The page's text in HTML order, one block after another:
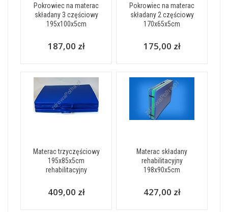
Pokrowiec na materac
składany 3 częściowy
195x100x5cm
187,00 zł
Pokrowiec na materac
składany 2 częściowy
170x65x5cm
175,00 zł
Materac trzyczęściowy
195x85x5cm
rehabilitacyjny
409,00 zł
Materac składany
rehabilitacyjny
198x90x5cm
427,00 zł